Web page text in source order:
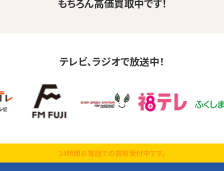
もちろん高価買取中です！
テレビ、ラジオで放送中！
24時間お電話での買取受付中です。